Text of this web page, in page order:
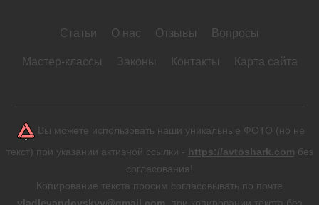
Статьи О нас Отзывы Вопросы
Мастер-классы Законы Контакты Карта сайта
Вы можете использовать наши уникальные ФОТО (но не
текст) при указании активной ссылки - https://avtoshark.com без
согласования!
Копирование текста просим согласовывать по почте
vladlevandovskyy@gmail.com , при копировании текста без